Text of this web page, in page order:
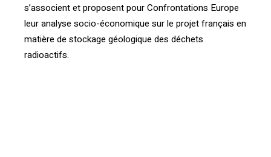
s’associent et proposent pour Confrontations Europe
leur analyse socio-économique sur le projet français en
matière de stockage géologique des déchets
radioactifs.